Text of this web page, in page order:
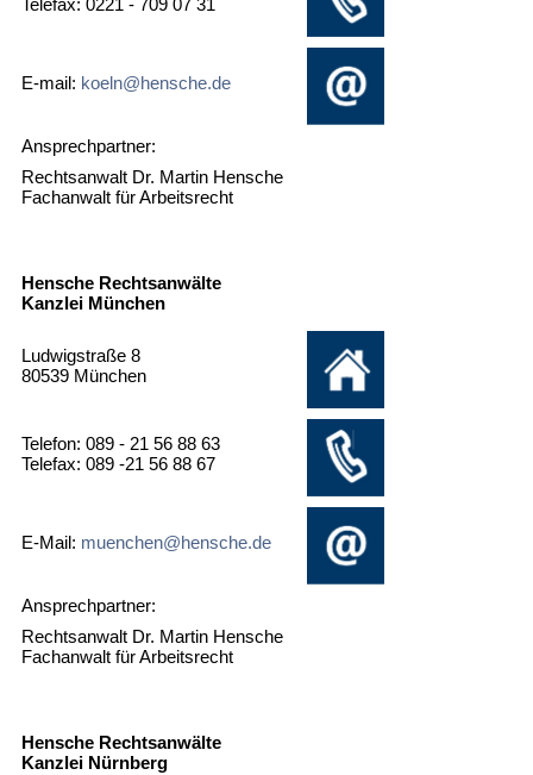
Telefax: 0221 - 709 07 31
E-mail: koeln@hensche.de
Ansprechpartner:
Rechtsanwalt Dr. Martin Hensche
Fachanwalt für Arbeitsrecht
Hensche Rechtsanwälte
Kanzlei München
Ludwigstraße 8
80539 München
Telefon: 089 - 21 56 88 63
Telefax: 089 -21 56 88 67
E-Mail: muenchen@hensche.de
Ansprechpartner:
Rechtsanwalt Dr. Martin Hensche
Fachanwalt für Arbeitsrecht
Hensche Rechtsanwälte
Kanzlei Nürnberg